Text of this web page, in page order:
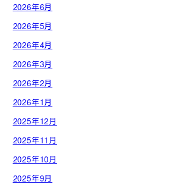
2026年6月
2026年5月
2026年4月
2026年3月
2026年2月
2026年1月
2025年12月
2025年11月
2025年10月
2025年9月